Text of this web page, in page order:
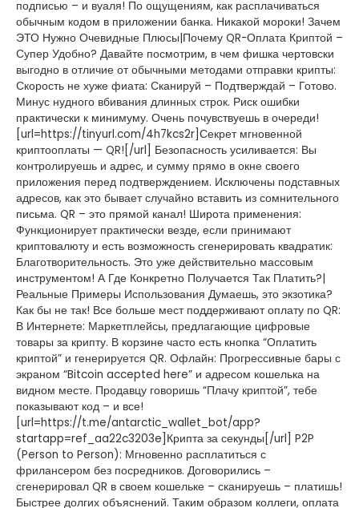
подписью – и вуаля! По ощущениям, как расплачиваться
обычным кодом в приложении банка. Никакой мороки! Зачем
ЭТО Нужно Очевидные Плюсы|Почему QR-Оплата Криптой –
Супер Удобно? Давайте посмотрим, в чем фишка чертовски
выгодно в отличие от обычными методами отправки крипты:
Скорость не хуже фиата: Сканируй – Подтверждай – Готово.
Минус нудного вбивания длинных строк. Риск ошибки
практически к минимуму. Очень почувствуешь в очереди!
[url=https://tinyurl.com/4h7kcs2r]Секрет мгновенной
криптооплаты — QR![/url] Безопасность усиливается: Вы
контролируешь и адрес, и сумму прямо в окне своего
приложения перед подтверждением. Исключены подставных
адресов, как это бывает случайно вставить из сомнительного
письма. QR – это прямой канал! Широта применения:
Функционирует практически везде, если принимают
криптовалюту и есть возможность сгенерировать квадратик:
Благотворительность. Это уже действительно массовым
инструментом! А Где Конкретно Получается Так Платить?|
Реальные Примеры Использования Думаешь, это экзотика?
Как бы не так! Все больше мест поддерживают оплату по QR:
В Интернете: Маркетплейсы, предлагающие цифровые
товары за крипту. В корзине часто есть кнопка “Оплатить
криптой” и генерируется QR. Офлайн: Прогрессивные бары с
экраном “Bitcoin accepted here” и адресом кошелька на
видном месте. Продавцу говоришь “Плачу криптой”, тебе
показывают код – и все!
[url=https://t.me/antarctic_wallet_bot/app?
startapp=ref_aa22c3203e]Крипта за секунды[/url] P2P
(Person to Person): Мгновенно расплатиться с
фрилансером без посредников. Договорились –
сгенерировал QR в своем кошельке – сканируешь – платишь!
Быстрее долгих объяснений. Таким образом коллеги, оплата